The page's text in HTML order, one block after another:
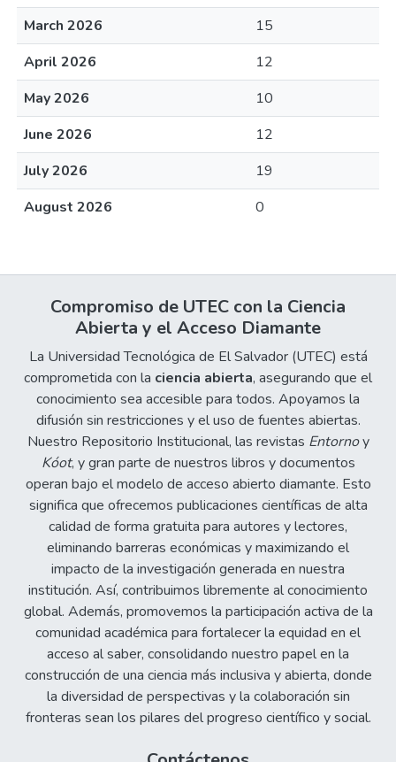
March 2026
15
April 2026
12
May 2026
10
June 2026
12
July 2026
19
August 2026
0
Compromiso de UTEC con la Ciencia
Abierta y el Acceso Diamante
La Universidad Tecnológica de El Salvador (UTEC) está
comprometida con la ciencia abierta, asegurando que el
conocimiento sea accesible para todos. Apoyamos la
difusión sin restricciones y el uso de fuentes abiertas.
Nuestro Repositorio Institucional, las revistas Entornoy
Kóot, y gran parte de nuestros libros y documentos
operan bajo el modelo de acceso abierto diamante. Esto
significa que ofrecemos publicaciones científicas de alta
calidad de forma gratuita para autores y lectores,
eliminando barreras económicas y maximizando el
impacto de la investigación generada en nuestra
institución. Así, contribuimos libremente al conocimiento
global. Además, promovemos la participación activa de la
comunidad académica para fortalecer la equidad en el
acceso al saber, consolidando nuestro papel en la
construcción de una ciencia más inclusiva y abierta, donde
la diversidad de perspectivas y la colaboración sin
fronteras sean los pilares del progreso científico y social.